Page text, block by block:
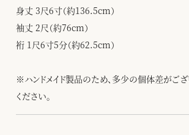
身丈 3尺6寸（約136.5cm）
袖丈 2尺（約76cm）
裄 1尺6寸5分（約62.5cm）
※ハンドメイド製品のため、多少の個体差がご
ください。